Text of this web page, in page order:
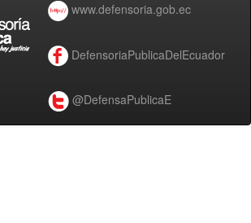
www.defensoria.gob.ec
DefensoriaPublicaDelEcuador
@DefensaPublicaE